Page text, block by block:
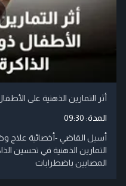
أثر التمارين الذهنية على
المدة: 09:30
أسيل القاضي -أخصائية علاج
التمارين الذهنية في تحسين
المصابين باضطرابات